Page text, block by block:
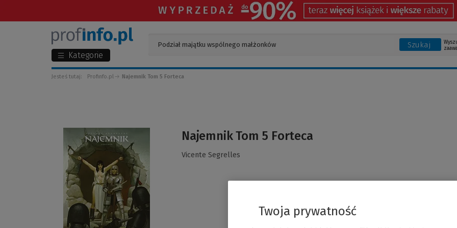
Kategorie
Szukaj
Jesteś tutaj: Profinfo.pl Najemnik Tom 5 Forteca
Najemnik Tom 5 Forteca
Vicente Segrelles
Twoja prywatność